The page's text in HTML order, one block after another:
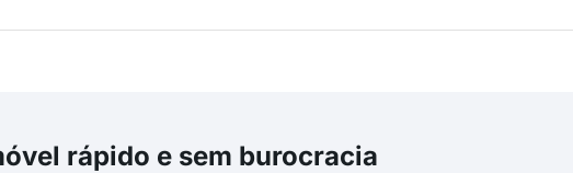
rápido e sem burocracia